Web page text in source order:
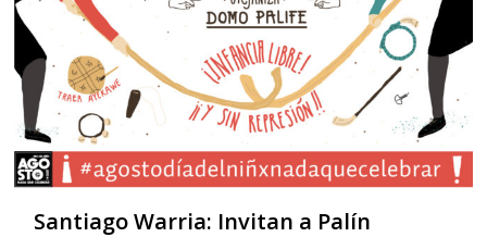
Santiago Warria: Invitan a Palín